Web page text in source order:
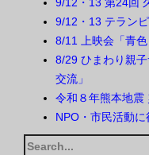
9/12・13 第24回
9/12・13 テラン
8/11 上映会「青色
8/29 ひまわり親
交流」
令和８年熊本地震
NPO・市民活動
Search